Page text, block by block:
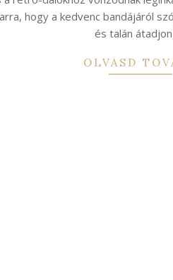
hogy a kedvenc bandájáról
és talán
OLVASD